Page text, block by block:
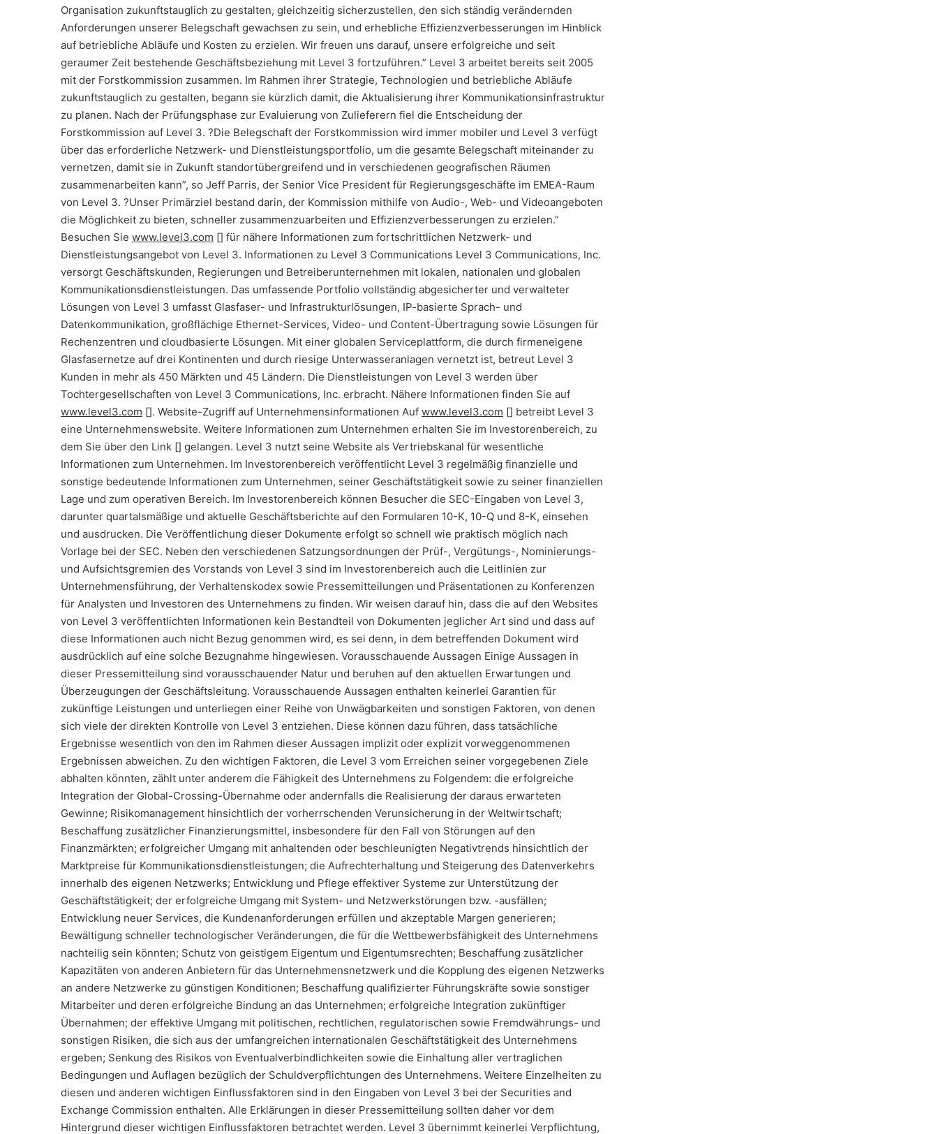
Organisation zukunftstauglich zu gestalten, gleichzeitig sicherzustellen, den sich ständig verändernden
Anforderungen unserer Belegschaft gewachsen zu sein, und erhebliche Effizienzverbesserungen im Hinblick
auf betriebliche Abläufe und Kosten zu erzielen. Wir freuen uns darauf, unsere erfolgreiche und seit
geraumer Zeit bestehende Geschäftsbeziehung mit Level 3 fortzuführen.” Level 3 arbeitet bereits seit 2005
mit der Forstkommission zusammen. Im Rahmen ihrer Strategie, Technologien und betriebliche Abläufe
zukunftstauglich zu gestalten, begann sie kürzlich damit, die Aktualisierung ihrer Kommunikationsinfrastruktur
zu planen. Nach der Prüfungsphase zur Evaluierung von Zulieferern fiel die Entscheidung der
Forstkommission auf Level 3. ?Die Belegschaft der Forstkommission wird immer mobiler und Level 3 verfügt
über das erforderliche Netzwerk- und Dienstleistungsportfolio, um die gesamte Belegschaft miteinander zu
vernetzen, damit sie in Zukunft standortübergreifend und in verschiedenen geografischen Räumen
zusammenarbeiten kann”, so Jeff Parris, der Senior Vice President für Regierungsgeschäfte im EMEA-Raum
von Level 3. ?Unser Primärziel bestand darin, der Kommission mithilfe von Audio-, Web- und Videoangeboten
die Möglichkeit zu bieten, schneller zusammenzuarbeiten und Effizienzverbesserungen zu erzielen.”
Besuchen Sie www.level3.com [] für nähere Informationen zum fortschrittlichen Netzwerk- und
Dienstleistungsangebot von Level 3. Informationen zu Level 3 Communications Level 3 Communications, Inc.
versorgt Geschäftskunden, Regierungen und Betreiberunternehmen mit lokalen, nationalen und globalen
Kommunikationsdienstleistungen. Das umfassende Portfolio vollständig abgesicherter und verwalteter
Lösungen von Level 3 umfasst Glasfaser- und Infrastrukturlösungen, IP-basierte Sprach- und
Datenkommunikation, großflächige Ethernet-Services, Video- und Content-Übertragung sowie Lösungen für
Rechenzentren und cloudbasierte Lösungen. Mit einer globalen Serviceplattform, die durch firmeneigene
Glasfasernetze auf drei Kontinenten und durch riesige Unterwasseranlagen vernetzt ist, betreut Level 3
Kunden in mehr als 450 Märkten und 45 Ländern. Die Dienstleistungen von Level 3 werden über
Tochtergesellschaften von Level 3 Communications, Inc. erbracht. Nähere Informationen finden Sie auf
www.level3.com []. Website-Zugriff auf Unternehmensinformationen Auf www.level3.com [] betreibt Level 3
eine Unternehmenswebsite. Weitere Informationen zum Unternehmen erhalten Sie im Investorenbereich, zu
dem Sie über den Link [] gelangen. Level 3 nutzt seine Website als Vertriebskanal für wesentliche
Informationen zum Unternehmen. Im Investorenbereich veröffentlicht Level 3 regelmäßig finanzielle und
sonstige bedeutende Informationen zum Unternehmen, seiner Geschäftstätigkeit sowie zu seiner finanziellen
Lage und zum operativen Bereich. Im Investorenbereich können Besucher die SEC-Eingaben von Level 3,
darunter quartalsmäßige und aktuelle Geschäftsberichte auf den Formularen 10-K, 10-Q und 8-K, einsehen
und ausdrucken. Die Veröffentlichung dieser Dokumente erfolgt so schnell wie praktisch möglich nach
Vorlage bei der SEC. Neben den verschiedenen Satzungsordnungen der Prüf-, Vergütungs-, Nominierungs-
und Aufsichtsgremien des Vorstands von Level 3 sind im Investorenbereich auch die Leitlinien zur
Unternehmensführung, der Verhaltenskodex sowie Pressemitteilungen und Präsentationen zu Konferenzen
für Analysten und Investoren des Unternehmens zu finden. Wir weisen darauf hin, dass die auf den Websites
von Level 3 veröffentlichten Informationen kein Bestandteil von Dokumenten jeglicher Art sind und dass auf
diese Informationen auch nicht Bezug genommen wird, es sei denn, in dem betreffenden Dokument wird
ausdrücklich auf eine solche Bezugnahme hingewiesen. Vorausschauende Aussagen Einige Aussagen in
dieser Pressemitteilung sind vorausschauender Natur und beruhen auf den aktuellen Erwartungen und
Überzeugungen der Geschäftsleitung. Vorausschauende Aussagen enthalten keinerlei Garantien für
zukünftige Leistungen und unterliegen einer Reihe von Unwägbarkeiten und sonstigen Faktoren, von denen
sich viele der direkten Kontrolle von Level 3 entziehen. Diese können dazu führen, dass tatsächliche
Ergebnisse wesentlich von den im Rahmen dieser Aussagen implizit oder explizit vorweggenommenen
Ergebnissen abweichen. Zu den wichtigen Faktoren, die Level 3 vom Erreichen seiner vorgegebenen Ziele
abhalten könnten, zählt unter anderem die Fähigkeit des Unternehmens zu Folgendem: die erfolgreiche
Integration der Global-Crossing-Übernahme oder andernfalls die Realisierung der daraus erwarteten
Gewinne; Risikomanagement hinsichtlich der vorherrschenden Verunsicherung in der Weltwirtschaft;
Beschaffung zusätzlicher Finanzierungsmittel, insbesondere für den Fall von Störungen auf den
Finanzmärkten; erfolgreicher Umgang mit anhaltenden oder beschleunigten Negativtrends hinsichtlich der
Marktpreise für Kommunikationsdienstleistungen; die Aufrechterhaltung und Steigerung des Datenverkehrs
innerhalb des eigenen Netzwerks; Entwicklung und Pflege effektiver Systeme zur Unterstützung der
Geschäftstätigkeit; der erfolgreiche Umgang mit System- und Netzwerkstörungen bzw. -ausfällen;
Entwicklung neuer Services, die Kundenanforderungen erfüllen und akzeptable Margen generieren;
Bewältigung schneller technologischer Veränderungen, die für die Wettbewerbsfähigkeit des Unternehmens
nachteilig sein könnten; Schutz von geistigem Eigentum und Eigentumsrechten; Beschaffung zusätzlicher
Kapazitäten von anderen Anbietern für das Unternehmensnetzwerk und die Kopplung des eigenen Netzwerks
an andere Netzwerke zu günstigen Konditionen; Beschaffung qualifizierter Führungskräfte sowie sonstiger
Mitarbeiter und deren erfolgreiche Bindung an das Unternehmen; erfolgreiche Integration zukünftiger
Übernahmen; der effektive Umgang mit politischen, rechtlichen, regulatorischen sowie Fremdwährungs- und
sonstigen Risiken, die sich aus der umfangreichen internationalen Geschäftstätigkeit des Unternehmens
ergeben; Senkung des Risikos von Eventualverbindlichkeiten sowie die Einhaltung aller vertraglichen
Bedingungen und Auflagen bezüglich der Schuldverpflichtungen des Unternehmens. Weitere Einzelheiten zu
diesen und anderen wichtigen Einflussfaktoren sind in den Eingaben von Level 3 bei der Securities and
Exchange Commission enthalten. Alle Erklärungen in dieser Pressemitteilung sollten daher vor dem
Hintergrund dieser wichtigen Einflussfaktoren betrachtet werden. Level 3 übernimmt keinerlei Verpflichtung,